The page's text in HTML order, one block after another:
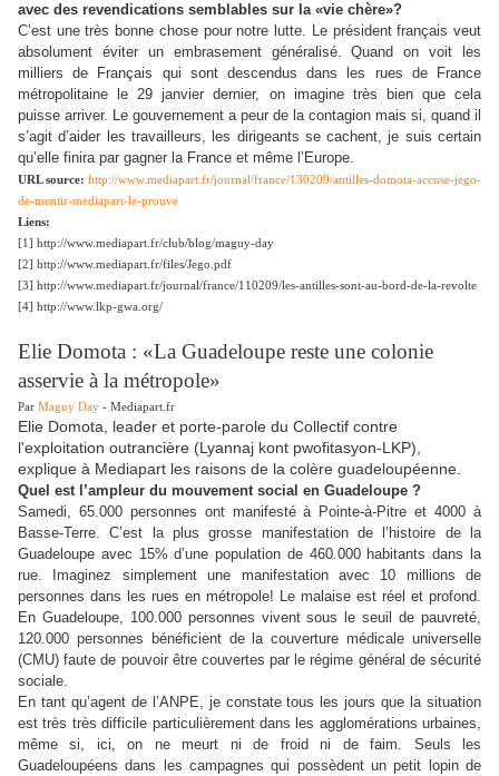
avec des revendications semblables sur la «vie chère»?
C’est une très bonne chose pour notre lutte. Le président français veut
absolument éviter un embrasement généralisé. Quand on voit les
milliers de Français qui sont descendus dans les rues de France
métropolitaine le 29 janvier dernier, on imagine très bien que cela
puisse arriver. Le gouvernement a peur de la contagion mais si, quand il
s’agit d’aider les travailleurs, les dirigeants se cachent, je suis certain
qu’elle finira par gagner la France et même l’Europe.
URL source: http://www.mediapart.fr/journal/france/130209/antilles-domota-accuse-jego-
de-mentir-mediapart-le-prouve
Liens:
[1] http://www.mediapart.fr/club/blog/maguy-day
[2] http://www.mediapart.fr/files/Jego.pdf
[3] http://www.mediapart.fr/journal/france/110209/les-antilles-sont-au-bord-de-la-revolte
[4] http://www.lkp-gwa.org/
Elie Domota : «La Guadeloupe reste une colonie
asservie à la métropole»
Par Maguy Day - Mediapart.fr
Elie Domota, leader et porte-parole du Collectif contre
l'exploitation outrancière (Lyannaj kont pwofitasyon-LKP),
explique à Mediapart les raisons de la colère guadeloupéenne.
Quel est l’ampleur du mouvement social en Guadeloupe ?
Samedi, 65.000 personnes ont manifesté à Pointe-à-Pitre et 4000 à
Basse-Terre. C’est la plus grosse manifestation de l’histoire de la
Guadeloupe avec 15% d’une population de 460.000 habitants dans la
rue. Imaginez simplement une manifestation avec 10 millions de
personnes dans les rues en métropole! Le malaise est réel et profond.
En Guadeloupe, 100.000 personnes vivent sous le seuil de pauvreté,
120.000 personnes bénéficient de la couverture médicale universelle
(CMU) faute de pouvoir être couvertes par le régime général de sécurité
sociale.
En tant qu’agent de l’ANPE, je constate tous les jours que la situation
est très très difficile particulièrement dans les agglomérations urbaines,
même si, ici, on ne meurt ni de froid ni de faim. Seuls les
Guadeloupéens dans les campagnes qui possèdent un petit lopin de